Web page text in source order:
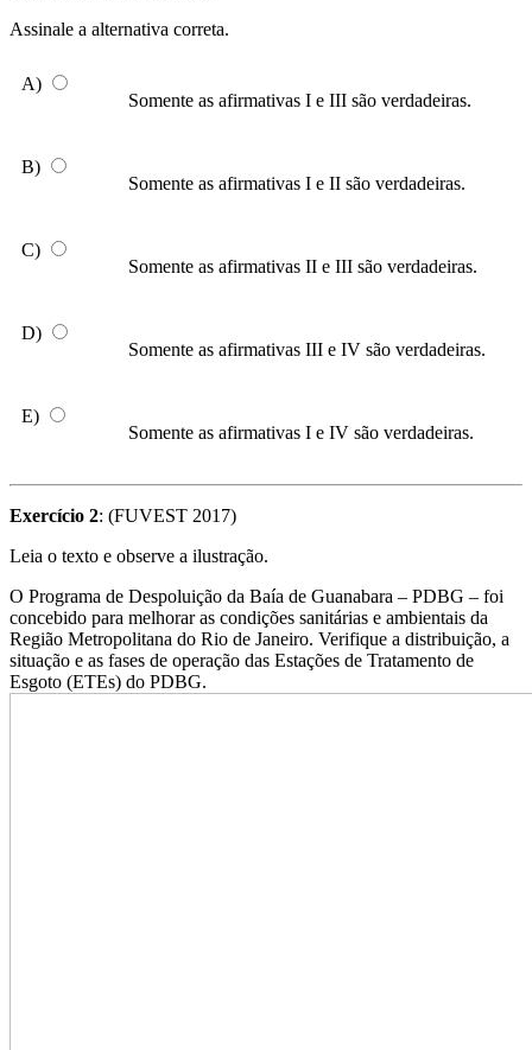
Assinale a alternativa correta.
A)
Somente as afirmativas I e III são verdadeiras.
B)
Somente as afirmativas I e II são verdadeiras.
C)
Somente as afirmativas II e III são verdadeiras.
D)
Somente as afirmativas III e IV são verdadeiras.
E)
Somente as afirmativas I e IV são verdadeiras.
Exercício 2: (FUVEST 2017)
Leia o texto e observe a ilustração.
O Programa de Despoluição da Baía de Guanabara – PDBG – foi
concebido para melhorar as condições sanitárias e ambientais da
Região Metropolitana do Rio de Janeiro. Verifique a distribuição, a
situação e as fases de operação das Estações de Tratamento de
Esgoto (ETEs) do PDBG.